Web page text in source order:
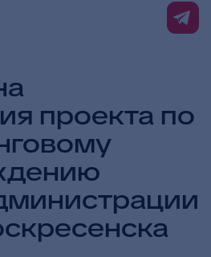
проекта по